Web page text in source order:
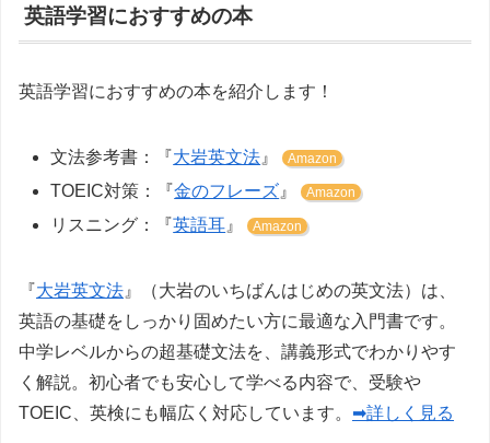
英語学習におすすめの本
英語学習におすすめの本を紹介します！
文法参考書：『大岩英文法 』 Amazon
TOEIC対策：『金のフレーズ 』 Amazon
リスニング：『英語耳 』 Amazon
『大岩英文法 』（大岩のいちばんはじめの英文法）は、
英語の基礎をしっかり固めたい方に最適な入門書です。
中学レベルからの超基礎文法を、講義形式でわかりやす
く解説。初心者でも安心して学べる内容で、受験や
TOEIC、英検にも幅広く対応しています。 ➡詳しく見る